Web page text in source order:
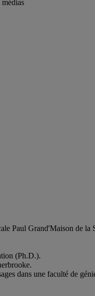
médias
Paul Grand'Maison de
(Ph.D.).
dans une faculté de